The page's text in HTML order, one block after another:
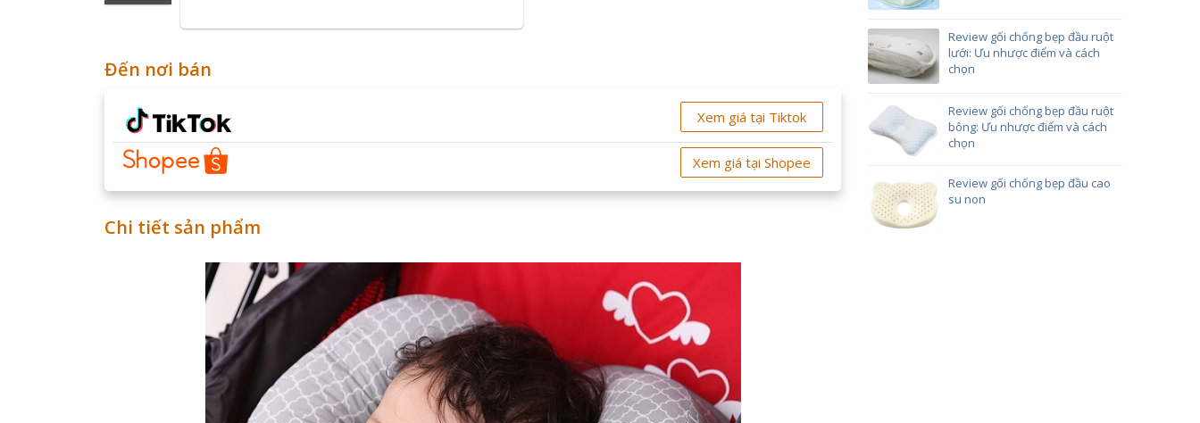
Đến nơi bán
Xem giá tại Tiktok
Xem giá tại Shopee
Chi tiết sản phẩm
Review gối chống bẹp đầu ruột
lưới: Ưu nhược điểm và cách
chọn
Review gối chống bẹp đầu ruột
bông: Ưu nhược điểm và cách
chọn
Review gối chống bẹp đầu cao
su non